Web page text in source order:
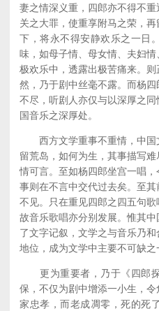
妻之情深义重，四郎亦不得不
关之大罪，使重享附马之荣，
下，将永不得安静欢乐之一日
味，如母子情、母女情、夫妇
极欢乐中，透露出极苦痛来。
然，乃于剧中丝毫不露。而杨
不尽，听剧人亦仅与以深厚之
国音乐之深厚处。
西方文学重事不重情，中国
留荒岛，如何为生，其事描写
情可言。至如杨四郎坐宫一唱
事则在不言中交代过去矣。至
不见。只在重见四郎之四五句
故音乐歌唱亦分别发展。惟其
了文字记叙，文学之与音乐乃
地位，成为文学中主要不可缺之
更为重要者，乃于《四郎探
保，不仅为剧中增添一小生，
家忠孝，而老成凋零，死的死